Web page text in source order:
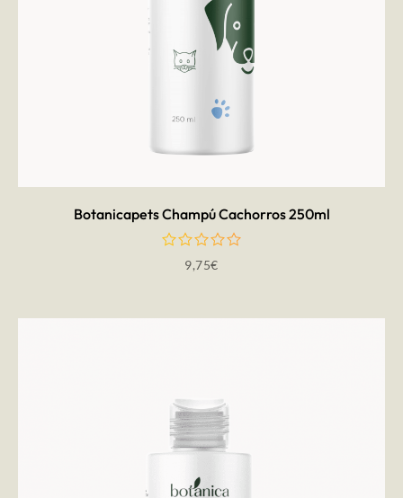
AÑADIR AL CARRITO
Botanicapets Champú Cachorros 250ml
9,75€